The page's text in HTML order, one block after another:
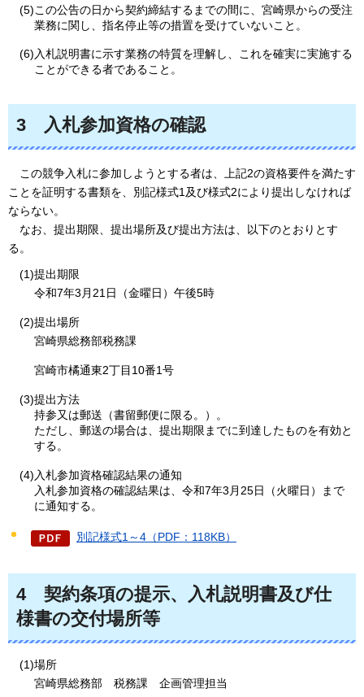
(5)この公告の日から契約締結するまでの間に、宮崎県からの受注
業務に関し、指名停止等の措置を受けていないこと。
(6)入札説明書に示す業務の特質を理解し、これを確実に実施する
ことができる者であること。
3 入札参加資格の確認
この競争入札に参加しようとする者は、上記2の資格要件を満たす
ことを証明する書類を、別記様式1及び様式2により提出しなければ
ならない。
なお 、提出期限、提出場所及び提出方法は、以下のとおりとす
る。
(1)提出期限
令和7年3月21日（金曜日）午後5時
(2)提出場所
宮崎県総務部税務課
宮崎市橘通東2丁目10番1号
(3)提出方法
持参又は郵送（書留郵便に限る。）。
ただし、郵送の場合は、提出期限までに到達したものを有効と
する。
(4)入札参加資格確認結果の通知
入札参加資格の確認結果は、令和7年3月25日（火曜日）まで
に通知する。
別記様式1～4（PDF：118KB）
4 契約条項の提示、入札説明書及び仕
様書の交付場所等
(1)場所
宮崎県総務部
税務課 企画管理担当